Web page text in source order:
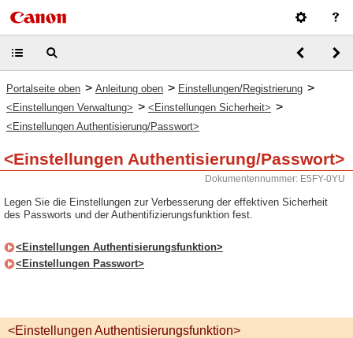
Portalseite oben > Anleitung oben > Einstellungen/Registrierung >
<Einstellungen Verwaltung> > <Einstellungen Sicherheit> >
<Einstellungen Authentisierung/Passwort>
<Einstellungen Authentisierung/Passwort>
Dokumentennummer: E5FY-0YU
Legen Sie die Einstellungen zur Verbesserung der effektiven Sicherheit
des Passworts und der Authentifizierungsfunktion fest.
<Einstellungen Authentisierungsfunktion>
<Einstellungen Passwort>
<Einstellungen Authentisierungsfunktion>